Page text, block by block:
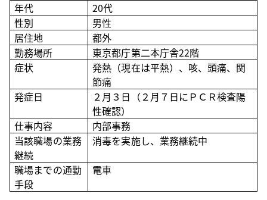
年代
20代
性別
男性
居住地
都外
勤務場所
東京都庁第二本庁舎22階
症状
発熱（現在は平熱）、咳、頭痛、関
節痛
発症日
２月３日（２月７日にＰＣＲ検査陽
性確認）
仕事内容
内部事務
当該職場の業務
継続
消毒を実施し、業務継続中
職場までの通勤
手段
電車